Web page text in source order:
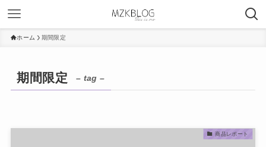
ホーム 期間限定
期間限定 – tag –
商品レポート